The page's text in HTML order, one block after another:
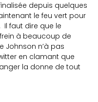
depuis quelques
le feu vert pour
faut dire que le
à beaucoup de
Johnson n’à pas
en clamant que
la donne de tout